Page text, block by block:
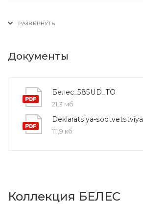
Документы
Белес_585UD_ТО
21,3 мб
Deklaratsiya-sootvetstviya
111,9 кб
Коллекция БЕЛЕС